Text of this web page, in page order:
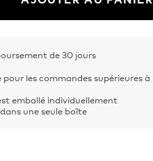
de 30 jours
les commandes supérieures à
emballé individuellement
une seule boîte